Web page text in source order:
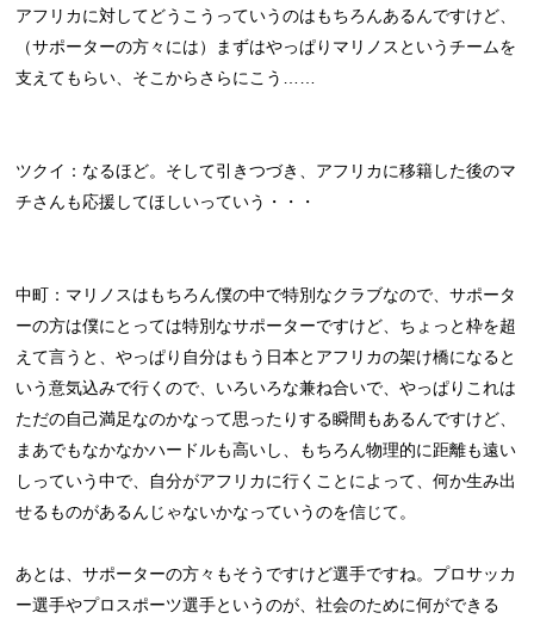
アフリカに対してどうこうっていうのはもちろんあるんですけど、
（サポーターの方々には）まずはやっぱりマリノスというチームを
支えてもらい、そこからさらにこう……
ツクイ：なるほど。そして引きつづき、アフリカに移籍した後のマ
チさんも応援してほしいっていう・・・
中町：マリノスはもちろん僕の中で特別なクラブなので、サポータ
ーの方は僕にとっては特別なサポーターですけど、ちょっと枠を超
えて言うと、やっぱり自分はもう日本とアフリカの架け橋になると
いう意気込みで行くので、いろいろな兼ね合いで、やっぱりこれは
ただの自己満足なのかなって思ったりする瞬間もあるんですけど、
まあでもなかなかハードルも高いし、もちろん物理的に距離も遠い
しっていう中で、自分がアフリカに行くことによって、何か生み出
せるものがあるんじゃないかなっていうのを信じて。
あとは、サポーターの方々もそうですけど選手ですね。プロサッカ
ー選手やプロスポーツ選手というのが、社会のために何ができる